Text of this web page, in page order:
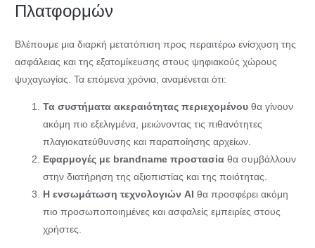
Πλατφορμών
Βλέπουμε μια διαρκή μετατόπιση προς περαιτέρω ενίσχυση της
ασφάλειας και της εξατομίκευσης στους ψηφιακούς χώρους
ψυχαγωγίας. Τα επόμενα χρόνια, αναμένεται ότι:
Τα συστήματα ακεραιότητας περιεχομένου θα γίνουν
ακόμη πιο εξελιγμένα, μειώνοντας τις πιθανότητες
πλαγιοκατεύθυνσης και παραποίησης αρχείων.
Εφαρμογές με brandname προστασία θα συμβάλλουν
στην διατήρηση της αξιοπιστίας και της ποιότητας.
Η ενσωμάτωση τεχνολογιών AI θα προσφέρει ακόμη
πιο προσωποποιημένες και ασφαλείς εμπειρίες στους
χρήστες.